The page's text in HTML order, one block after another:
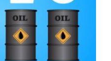
– Heizölpreise kaum
US-Ölproduktion